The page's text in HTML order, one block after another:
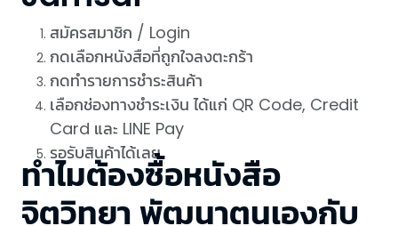
สมัครสมาชิก / Login
กดเลือกหนังสือที่ถูกใจลงตะกร้า
กดทำรายการชำระสินค้า
เลือกช่องทางชำระเงิน ได้แก่ QR Code, Credit
Card และ LINE Pay
รอรับสินค้าได้เลย
ทำไมต้องซื้อหนังสือ
จิตวิทยา พัฒนาตนเองกับ